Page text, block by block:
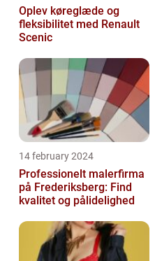
Oplev køreglæde og
fleksibilitet med Renault
Scenic
14 february 2024
Professionelt malerfirma
på Frederiksberg: Find
kvalitet og pålidelighed